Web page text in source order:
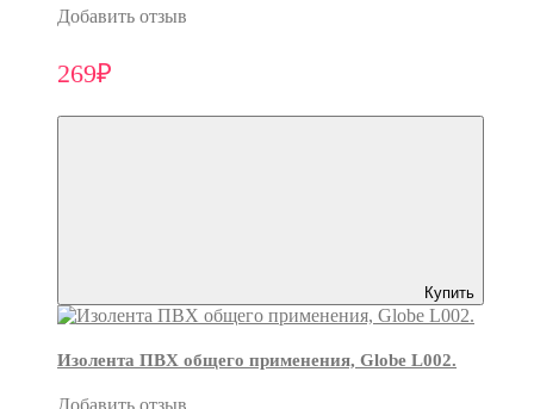
Добавить отзыв
269₽
Купить
Изолента ПВХ общего применения, Globe L002.
Добавить отзыв